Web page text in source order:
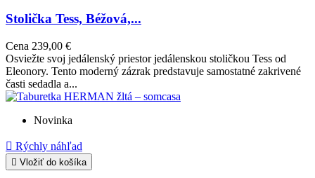
Stolička Tess, Béžová,...
Cena 239,00 €
Osviežte svoj jedálenský priestor jedálenskou stoličkou Tess od
Eleonory. Tento moderný zázrak predstavuje samostatné zakrivené
časti sedadla a...
Novinka
 Rýchly náhľad
 Vložiť do košíka